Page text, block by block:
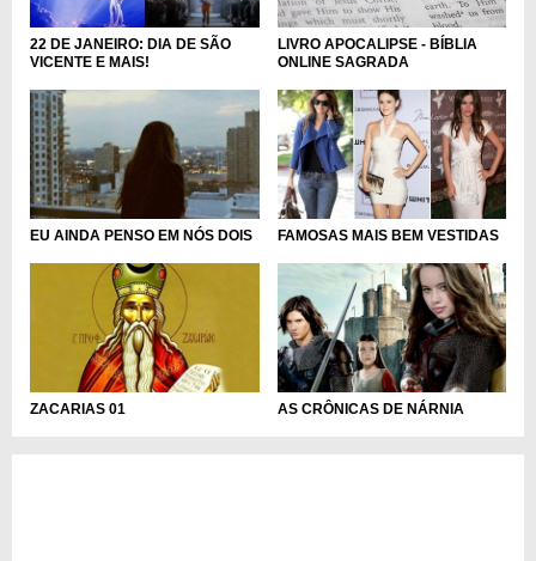
22 DE JANEIRO: DIA DE SÃO
VICENTE E MAIS!
LIVRO APOCALIPSE - BÍBLIA
ONLINE SAGRADA
EU AINDA PENSO EM NÓS DOIS FAMOSAS MAIS BEM VESTIDAS
ZACARIAS 01 AS CRÔNICAS DE NÁRNIA